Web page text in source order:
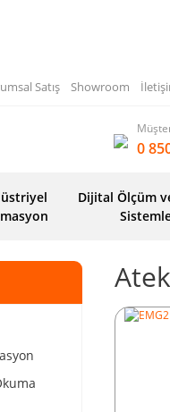
Satış Showroom
0
Dijital Ölçüm